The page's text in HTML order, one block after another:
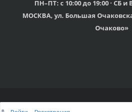
Скидки
членам клуба и
обладателям клубных
ПН–ПТ: с 10:00 до 19:00 · СБ и
МОСКВА, ул. Большая
Очаково»
© 2015г-2025г., Клубный